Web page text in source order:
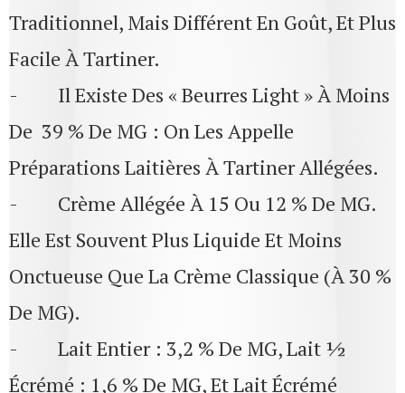
Traditionnel, Mais Différent En Goût, Et Plus
Facile À Tartiner.
- Il Existe Des « Beurres Light » À Moins
De 39 % De MG : On Les Appelle
Préparations Laitières À Tartiner Allégées.
- Crème Allégée À 15 Ou 12 % De MG.
Elle Est Souvent Plus Liquide Et Moins
Onctueuse Que La Crème Classique (à 30 %
De MG).
- Lait Entier : 3,2 % De MG, Lait ½
Écrémé : 1,6 % De MG, Et Lait Écrémé